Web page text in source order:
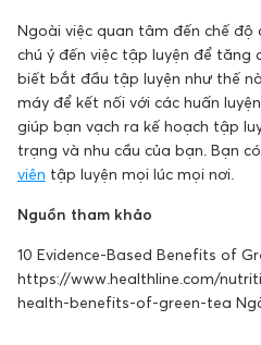
Ngoài việc quan tâm đến chế độ
chú ý đến việc tập luyện để tăng
biết bắt đầu tập luyện như thế
máy để kết nối với các huấn
giúp bạn vạch ra kế hoạch tập
trạng và nhu cầu của bạn. Bạn
viên tập luyện mọi lúc mọi nơi.
Nguồn tham khảo
10 Evidence-Based Benefits of
https://www.healthline.com/
health-benefits-of-green-tea